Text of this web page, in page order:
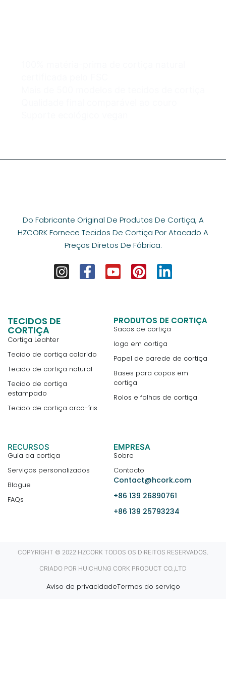
Do Fabricante Original De Produtos De Cortiça, A
HZCORK Fornece Tecidos De Cortiça Por Atacado A
Preços Diretos De Fábrica.
TECIDOS DE
CORTIÇA
Cortiça Leahter
Tecido de cortiça colorido
Tecido de cortiça natural
Tecido de cortiça
estampado
Tecido de cortiça arco-íris
PRODUTOS DE CORTIÇA
Sacos de cortiça
Ioga em cortiça
Papel de parede de cortiça
Bases para copos em
cortiça
Rolos e folhas de cortiça
RECURSOS
Guia da cortiça
Serviços personalizados
Blogue
FAQs
EMPRESA
Sobre
Contacto
Contact@hcork.com
+86 139 26890761
+86 139 25793234
COPYRIGHT © 2022 HZCORK TODOS OS DIREITOS RESERVADOS.
CRIADO POR HUICHUNG CORK PRODUCT CO.,LTD
Aviso de privacidadeTermos do serviço